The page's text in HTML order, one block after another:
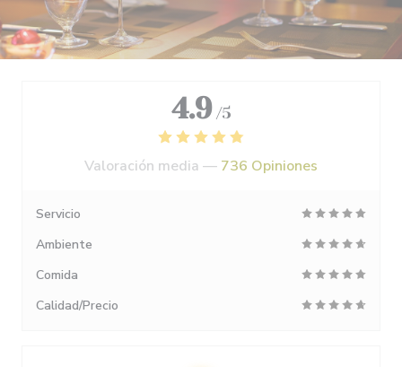
4.9 /5
Valoración media — 736 Opiniones
Servicio
Ambiente
Comida
Calidad/Precio